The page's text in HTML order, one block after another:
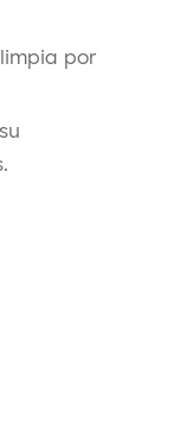
por